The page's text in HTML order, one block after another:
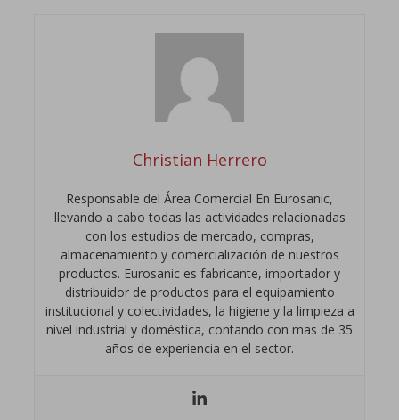
Christian Herrero
Responsable del Área Comercial En Eurosanic,
llevando a cabo todas las actividades relacionadas
con los estudios de mercado, compras,
almacenamiento y comercialización de nuestros
productos. Eurosanic es fabricante, importador y
distribuidor de productos para el equipamiento
institucional y colectividades, la higiene y la limpieza a
nivel industrial y doméstica, contando con mas de 35
años de experiencia en el sector.